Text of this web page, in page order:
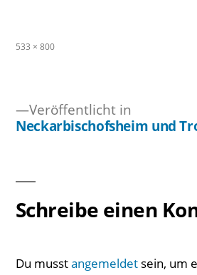
Originalgröße
533 × 800
Veröffentlicht in
Neckarbischofsheim und
Schreibe einen
Du musstangemeldet sein, um